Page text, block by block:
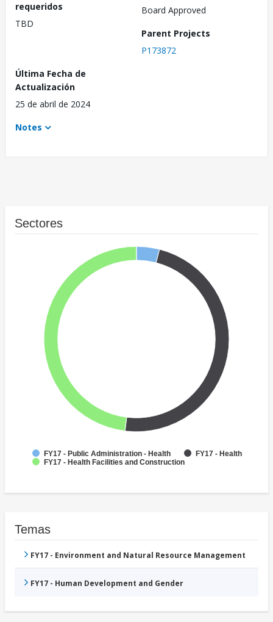
requeridos
TBD
Board Approved
Parent Projects
P173872
Última Fecha de
Actualización
25 de abril de 2024
Notes
Sectores
FY17 - Public Administration - Health
FY17 - Health
FY17 - Health Facilities and Construction
Temas
FY17 - Environment and Natural Resource Management
FY17 - Human Development and Gender